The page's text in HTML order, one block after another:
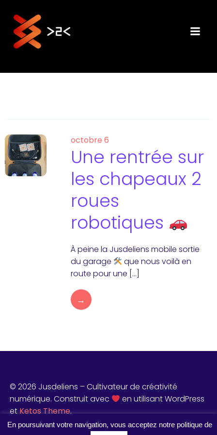
contenu
octobre 6
Une rentrée sur
les chapeaux 2
roues
robotiques
À peine la Jusdeliens mobile sortie
du garage
que nous voilà en
route pour une […]
→
© 2026 Jusdeliens – Cultivateur de créativité
numérique. Construit avec
en utilisant WordPress
etKetos Theme.
En poursuivant votre navigation, vous acceptez notre politique de